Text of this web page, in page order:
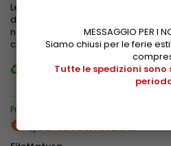
MESSAGGIO PER I
Siamo chiusi per le ferie
Tutte le spedizioni sono
Le tariffe di spedizione sono
dimensioni e alla zona di
nel carrello dopo aver inserito
confermare l'acquisto.
Guarda
Guida al riciclaggio dei nostri
Prezzo speciale solo per acquisti online
€ 1,16 IVA inclusa